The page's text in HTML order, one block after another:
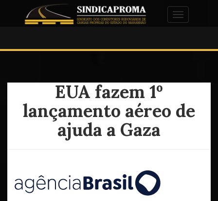
Alternar
EUA fazem 1º
lançamento aéreo de
ajuda a Gaza